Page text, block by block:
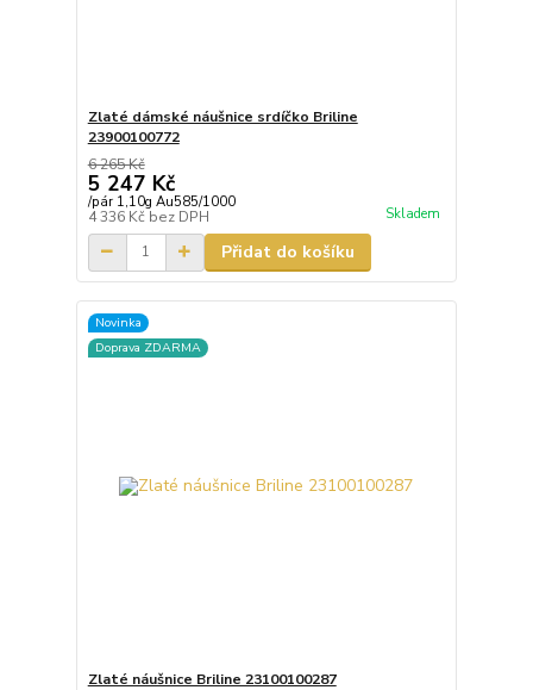
Zlaté dámské náušnice srdíčko Briline
23900100772
6 265 Kč
5 247 Kč
/pár 1,10g Au585/1000
4 336 Kč bez DPH Skladem
Přidat do košíku
Novinka
Doprava ZDARMA
Zlaté náušnice Briline 23100100287